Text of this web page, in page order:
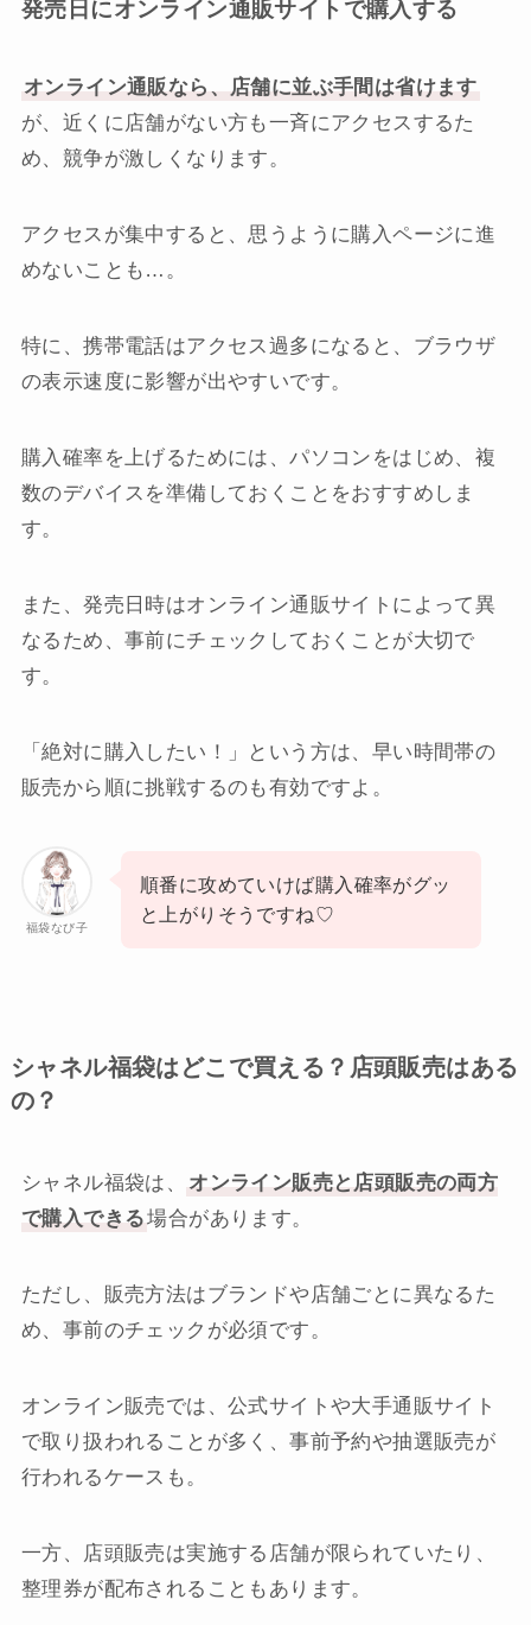
発売日にオンライン通販サイトで購入する
オンライン通販なら、店舗に並ぶ手間は省けます
が、近くに店舗がない方も一斉にアクセスするた
め、競争が激しくなります。
アクセスが集中すると、思うように購入ページに進
めないことも…。
特に、携帯電話はアクセス過多になると、ブラウザ
の表示速度に影響が出やすいです。
購入確率を上げるためには、パソコンをはじめ、複
数のデバイスを準備しておくことをおすすめしま
す。
また、発売日時はオンライン通販サイトによって異
なるため、事前にチェックしておくことが大切で
す。
「絶対に購入したい！」という方は、早い時間帯の
販売から順に挑戦するのも有効ですよ。
福袋なび子
順番に攻めていけば購入確率がグッ
と上がりそうですね♡
シャネル福袋はどこで買える？店頭販売はある
の？
シャネル福袋は、
オンライン販売と店頭販売の両方
で購入できる場合があります。
ただし、販売方法はブランドや店舗ごとに異なるた
め、事前のチェックが必須です。
オンライン販売では、公式サイトや大手通販サイト
で取り扱われることが多く、事前予約や抽選販売が
行われるケースも。
一方、店頭販売は実施する店舗が限られていたり、
整理券が配布されることもあります。